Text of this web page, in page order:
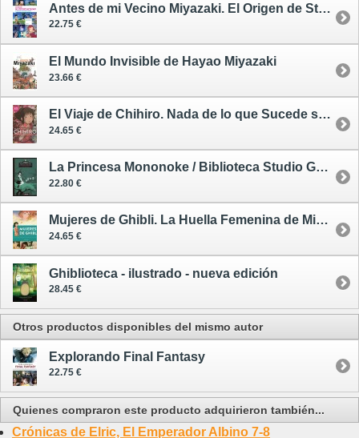
Antes de mi Vecino Miyazaki. El Origen de Studio Ghibli
22.75 €
El Mundo Invisible de Hayao Miyazaki
23.66 €
El Viaje de Chihiro. Nada de lo que Sucede se Olvida Jamás
24.65 €
La Princesa Mononoke / Biblioteca Studio Ghibli 2
22.80 €
Mujeres de Ghibli. La Huella Femenina de Miyazaki en el Anime
24.65 €
Ghiblioteca - ilustrado - nueva edición
28.45 €
Otros productos disponibles del mismo autor
Explorando Final Fantasy
22.75 €
Quienes compraron este producto adquirieron también...
Crónicas de Elric, El Emperador Albino 7-8